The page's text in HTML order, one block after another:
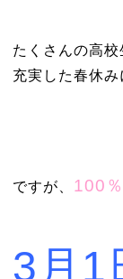
たくさんの高
充実した春休み
ですが、 100
3月1